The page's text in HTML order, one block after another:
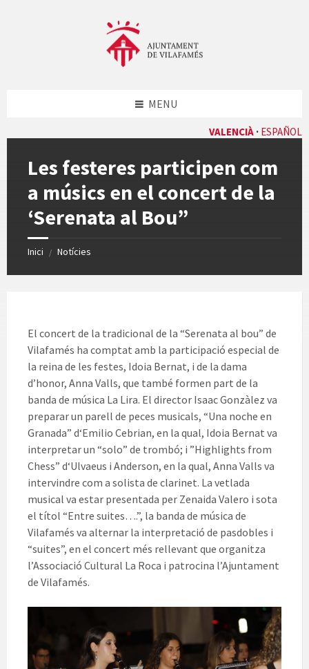
VALENCIÀ ESPAÑOL
MENU
Les festeres participen com
a músics en el concert de la
‘Serenata al Bou”
Inici / Notícies
El concert de la tradicional de la “Serenata al bou” de
Vilafamés ha comptat amb la participació especial de
la reina de les festes, Idoia Bernat, i de la dama
d’honor, Anna Valls, que també formen part de la
banda de música La Lira. El director Isaac Gonzàlez va
preparar un parell de peces musicals, “Una noche en
Granada” d‘Emilio Cebrian, en la qual, Idoia Bernat va
interpretar un “solo” de trombó; i ”Highlights from
Chess” d‘Ulvaeus i Anderson, en la qual, Anna Valls va
intervindre com a solista de clarinet. La vetlada
musical va estar presentada per Zenaida Valero i sota
el títol “Entre suites….”, la banda de música de
Vilafamés va alternar la interpretació de pasdobles i
“suites”, en el concert més rellevant que organitza
l’Associació Cultural La Roca i patrocina l’Ajuntament
de Vilafamés.